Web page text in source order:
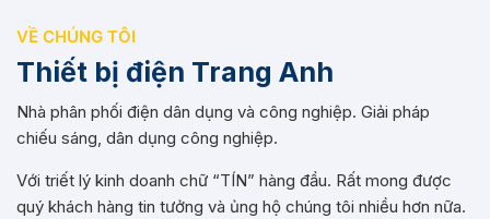
VỀ CHÚNG TÔI
Thiết bị điện Trang Anh
Nhà phân phối điện dân dụng và công nghiệp. Giải pháp
chiếu sáng, dân dụng công nghiệp.
Với triết lý kinh doanh chữ “TÍN” hàng đầu. Rất mong được
quý khách hàng tin tưởng và ủng hộ chúng tôi nhiều hơn nữa.